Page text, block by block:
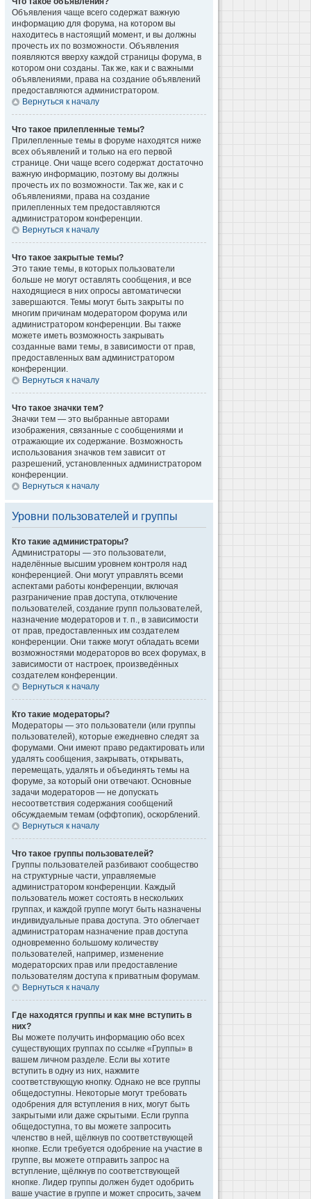
Объявления чаще всего содержат важную
информацию для форума, на котором вы
находитесь в настоящий момент, и вы должны
прочесть их по возможности. Объявления
появляются вверху каждой страницы форума, в
котором они созданы. Так же, как и с важными
объявлениями, права на создание объявлений
предоставляются администратором.
Вернуться к началу
Что такое прилепленные темы?
Прилепленные темы в форуме находятся ниже
всех объявлений и только на его первой
странице. Они чаще всего содержат достаточно
важную информацию, поэтому вы должны
прочесть их по возможности. Так же, как и с
объявлениями, права на создание
прилепленных тем предоставляются
администратором конференции.
Вернуться к началу
Что такое закрытые темы?
Это такие темы, в которых пользователи
больше не могут оставлять сообщения, и все
находящиеся в них опросы автоматически
завершаются. Темы могут быть закрыты по
многим причинам модератором форума или
администратором конференции. Вы также
можете иметь возможность закрывать
созданные вами темы, в зависимости от прав,
предоставленных вам администратором
конференции.
Вернуться к началу
Что такое значки тем?
Значки тем — это выбранные авторами
изображения, связанные с сообщениями и
отражающие их содержание. Возможность
использования значков тем зависит от
разрешений, установленных администратором
конференции.
Вернуться к началу
Уровни пользователей и группы
Кто такие администраторы?
Администраторы — это пользователи,
наделённые высшим уровнем контроля над
конференцией. Они могут управлять всеми
аспектами работы конференции, включая
разграничение прав доступа, отключение
пользователей, создание групп пользователей,
назначение модераторов и т. п., в зависимости
от прав, предоставленных им создателем
конференции. Они также могут обладать всеми
возможностями модераторов во всех форумах, в
зависимости от настроек, произведённых
создателем конференции.
Вернуться к началу
Кто такие модераторы?
Модераторы — это пользователи (или группы
пользователей), которые ежедневно следят за
форумами. Они имеют право редактировать или
удалять сообщения, закрывать, открывать,
перемещать, удалять и объединять темы на
форуме, за который они отвечают. Основные
задачи модераторов — не допускать
несоответствия содержания сообщений
обсуждаемым темам (оффтопик), оскорблений.
Вернуться к началу
Что такое группы пользователей?
Группы пользователей разбивают сообщество
на структурные части, управляемые
администратором конференции. Каждый
пользователь может состоять в нескольких
группах, и каждой группе могут быть назначены
индивидуальные права доступа. Это облегчает
администраторам назначение прав доступа
одновременно большому количеству
пользователей, например, изменение
модераторских прав или предоставление
пользователям доступа к приватным форумам.
Вернуться к началу
Где находятся группы и как мне вступить в
них?
Вы можете получить информацию обо всех
существующих группах по ссылке «Группы» в
вашем личном разделе. Если вы хотите
вступить в одну из них, нажмите
соответствующую кнопку. Однако не все группы
общедоступны. Некоторые могут требовать
одобрения для вступления в них, могут быть
закрытыми или даже скрытыми. Если группа
общедоступна, то вы можете запросить
членство в ней, щёлкнув по соответствующей
кнопке. Если требуется одобрение на участие в
группе, вы можете отправить запрос на
вступление, щёлкнув по соответствующей
кнопке. Лидер группы должен будет одобрить
ваше участие в группе и может спросить, зачем